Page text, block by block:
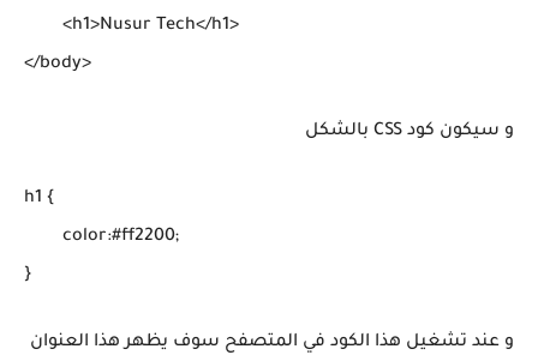
و سيكون كود CSS بالشكل
h1 {
و عند تشغيل هذا الكود في المتصفح سوف يظهر هذا العنوان